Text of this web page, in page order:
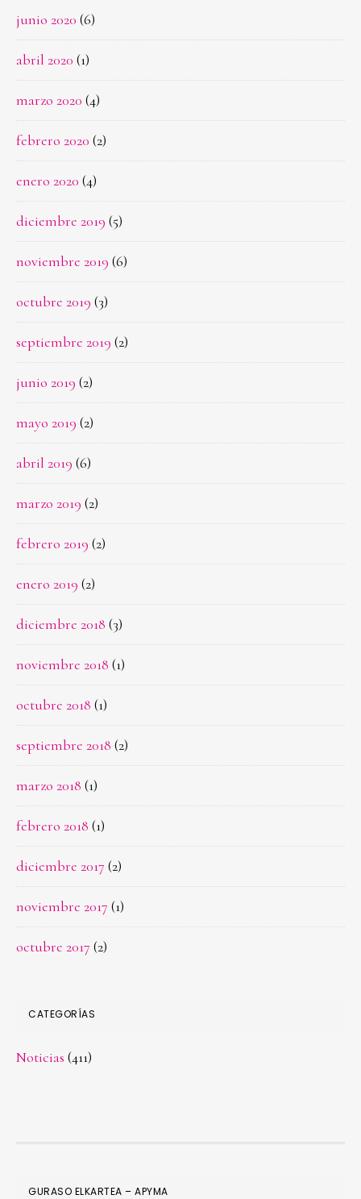
junio 2020 (6)
abril 2020 (1)
marzo 2020 (4)
febrero 2020 (2)
enero 2020 (4)
diciembre 2019 (5)
noviembre 2019 (6)
octubre 2019 (3)
septiembre 2019 (2)
junio 2019 (2)
mayo 2019 (2)
abril 2019 (6)
marzo 2019 (2)
febrero 2019 (2)
enero 2019 (2)
diciembre 2018 (3)
noviembre 2018 (1)
octubre 2018 (1)
septiembre 2018 (2)
marzo 2018 (1)
febrero 2018 (1)
diciembre 2017 (2)
noviembre 2017 (1)
octubre 2017 (2)
CATEGORÍAS
Noticias (411)
FOOTER
GURASO ELKARTEA – APYMA